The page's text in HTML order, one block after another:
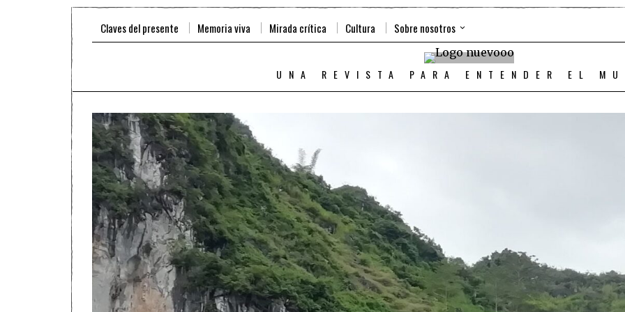
Claves del presente Memoria viva Mirada crítica Cultura Sobre nosotros
UNA REVISTA PARA ENTENDER EL